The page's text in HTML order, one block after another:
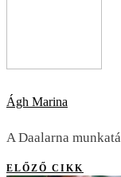
Ágh Marina
A Daalarna
ELŐZŐ CIKK